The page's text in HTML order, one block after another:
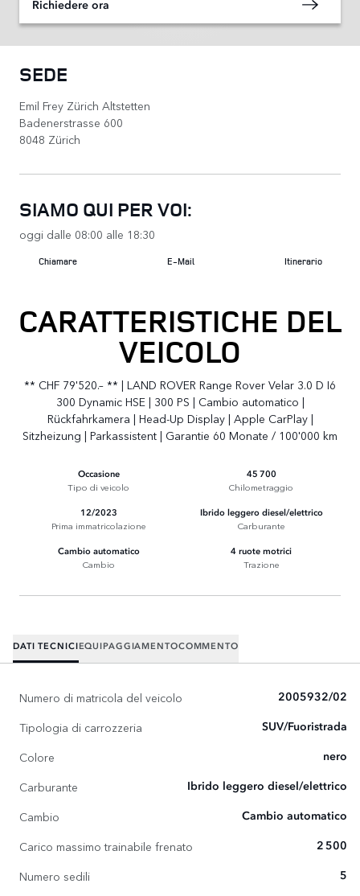
Richiedere ora
SEDE
Emil Frey Zürich Altstetten
Badenerstrasse 600
8048 Zürich
SIAMO QUI PER VOI:
oggi dalle 08:00 alle 18:30
Chiamare E-Mail Itinerario
CARATTERISTICHE DEL
VEICOLO
** CHF 79'520.– ** | LAND ROVER Range Rover Velar 3.0 D I6
300 Dynamic HSE | 300 PS | Cambio automatico |
Rückfahrkamera | Head-Up Display | Apple CarPlay |
Sitzheizung | Parkassistent | Garantie 60 Monate / 100'000 km
Occasione
Tipo di veicolo
45 700
Chilometraggio
12/2023
Prima immatricolazione
Ibrido leggero diesel/elettrico
Carburante
Cambio automatico
Cambio
4 ruote motrici
Trazione
DATI TECNICI EQUIPAGGIAMENTOCOMMENTO
Numero di matricola del veicolo 2005932/02
Tipologia di carrozzeria SUV/Fuoristrada
Colore nero
Carburante Ibrido leggero diesel/elettrico
Cambio Cambio automatico
Carico massimo trainabile frenato 2 500
Numero sedili 5